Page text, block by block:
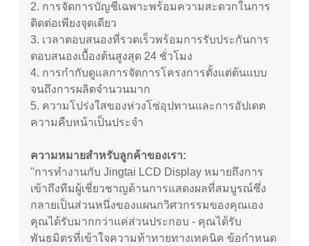
2. การจัดการบัญชีเฉพาะพร้อมความสะดวกในการ
ติดต่อเพียงจุดเดียว
3. เวลาตอบสนองที่รวดเร็วพร้อมการรับประกันการ
ตอบสนองเบื้องต้นสูงสุด 24 ชั่วโมง
4. การกำกับดูแลการจัดการโครงการตั้งแต่ต้นแบบ
จนถึงการผลิตจำนวนมาก
5. ความโปร่งใสของห่วงโซ่อุปทานและการอัปเดต
ความคืบหน้าเป็นประจำ
ความหมายสำหรับลูกค้าของเรา:
"การทำงานกับ Jingtai LCD Display หมายถึงการ
เข้าถึงทีมผู้เชี่ยวชาญด้านการแสดงผลที่สมบูรณ์ซึ่ง
กลายเป็นส่วนหนึ่งของแผนกวิศวกรรมของคุณเอง
คุณได้รับมากกว่าแค่ส่วนประกอบ - คุณได้รับ
พันธมิตรที่เข้าใจความท้าทายทางเทคนิค ข้อกำหนด